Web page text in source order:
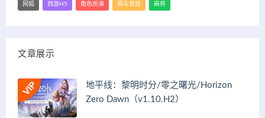
网狐 西游H5 角色扮演 赛车竞技 麻将
文章展示
地平线：黎明时分/零之曙光/Horizon
Zero Dawn（v1.10.H2）